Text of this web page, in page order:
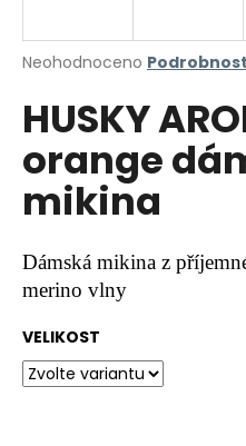
Průměrné
produktu
je
z
5
hvězdiček.
Neohodnoceno
HUSKY
orange
mikina
Dámská mikina z
merino vlny
VELIKOST
j
t
?
D
o